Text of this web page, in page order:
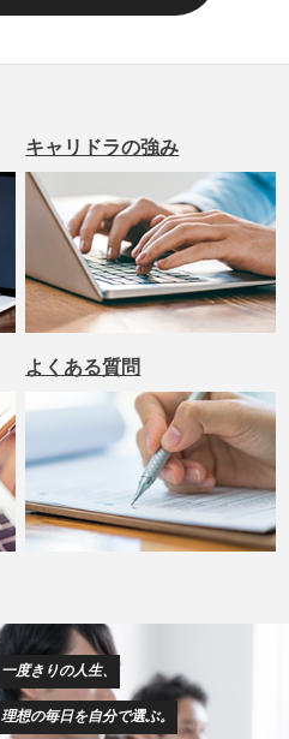
キャリドラの強み
よくある質問
一度きりの人生、
理想の毎日を自分で選ぶ。